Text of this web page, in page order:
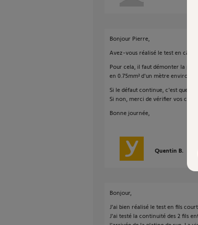
Bonjour Pierre,
Avez-vous réalisé le test en
Pour cela, il faut démonter la
en 0.75mm² d'un mètre environ)
Si le défaut continue, c'est que le
Si non, merci de vérifier vos
Bonne journée,
Quentin B.
Bonjour,
J'ai bien réalisé le test en fils
J'ai testé la continuité des 2 fils